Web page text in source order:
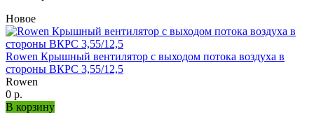
Новое
Rowen Крышный вентилятор с выходом потока воздуха в
стороны ВКРС 3,55/12,5
Rowen
0 р.
В корзину